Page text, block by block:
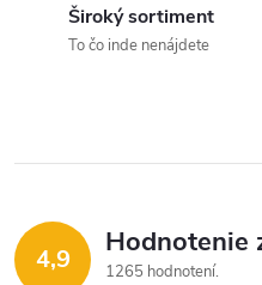
Široký sortiment
To čo inde nenájdete
4,9 Hodnotenie
1265 hodnotení